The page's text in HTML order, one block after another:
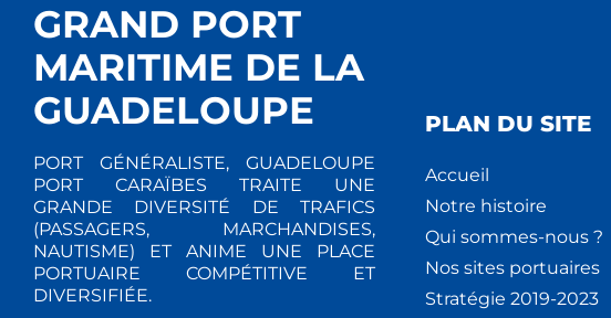
GRAND PORT
MARITIME DE LA
GUADELOUPE
PORT GÉNÉRALISTE, GUADELOUPE
PORT CARAÏBES TRAITE UNE
GRANDE DIVERSITÉ DE TRAFICS
(PASSAGERS, MARCHANDISES,
NAUTISME) ET ANIME UNE PLACE
PORTUAIRE COMPÉTITIVE ET
DIVERSIFIÉE.
PLAN DU SITE
Accueil
Notre histoire
Qui sommes-nous ?
Nos sites portuaires
Stratégie 2019-2023